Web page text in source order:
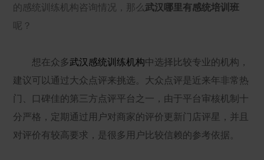
的感统训练机构咨询情况，那么武汉哪里有感统培训班
呢？
想在众多武汉感统训练机构中选择比较专业的机构，
建议可以通过大众点评来挑选。大众点评是近来年非常热
门、口碑佳的第三方点评平台之一，由于平台审核机制十
分严格，定期通过用户对商家的评价更新门店评星，并且
对评价有较高要求，是很多用户比较信赖的参考依据。